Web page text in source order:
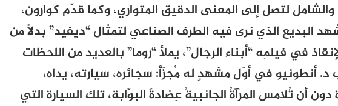
والشامل لتصل إلى المعنى الدقيق المتواري، وكما قدّم كوارون،
البديع الذي نرى فيه الطرف الصناعي لتمثال “ديفيد” بدلًا من
في فيلمِه “أبناء الرجال”، يملأ “روما” بالعديد من اللحظات
د. أنطونيو في أوّل مشهدٍ له مُجزّأً: سجائره، سيارته، يداه،
دون أن تُلامس المرآةُ الجانبيةُ عِضادةَ البوّابة، تلك السيارة التي